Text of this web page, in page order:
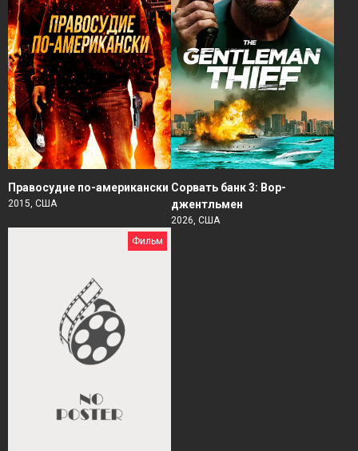
Правосудие по-американски
2015, США
Сорвать банк 3: Вор-
джентльмен
2026, США
Фильм